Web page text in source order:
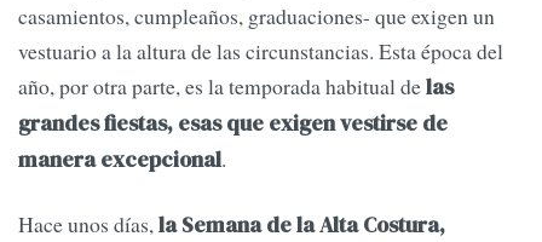
casamientos, cumpleaños, graduaciones- que exigen un
vestuario a la altura de las circunstancias. Esta época del
año, por otra parte, es la temporada habitual delas
grandes fiestas, esas que exigen vestirse de
manera excepcional.
Hace unos días,la Semana de la Alta Costura,